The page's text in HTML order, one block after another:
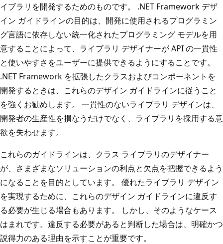
イブラリを開発するためのものです。 .NET Framework デザ
イン ガイドラインの目的は、開発に使用されるプログラミン
グ言語に依存しない統一化されたプログラミング モデルを用
意することによって、ライブラリ デザイナーが API の一貫性
と使いやすさをユーザーに提供できるようにすることです。
.NET Framework を拡張したクラスおよびコンポーネントを
開発するときは、これらのデザイン ガイドラインに従うこと
を強くお勧めします。 一貫性のないライブラリ デザインは、
開発者の生産性を損なうだけでなく、ライブラリを採用する意
欲を失わせます。
これらのガイドラインは、クラス ライブラリのデザイナー
が、さまざまなソリューションの利点と欠点を把握できるよう
になることを目的としています。 優れたライブラリ デザイン
を実現するために、これらのデザイン ガイドラインに違反す
る必要が生じる場合もあります。 しかし、そのようなケース
はまれです。違反する必要があると判断した場合は、明確かつ
説得力のある理由を示すことが重要です。